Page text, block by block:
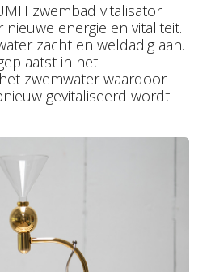
zwembad vitalisator
energie en vitaliteit.
zacht en weldadig aan.
in het
zwemwater waardoor
gevitaliseerd wordt!